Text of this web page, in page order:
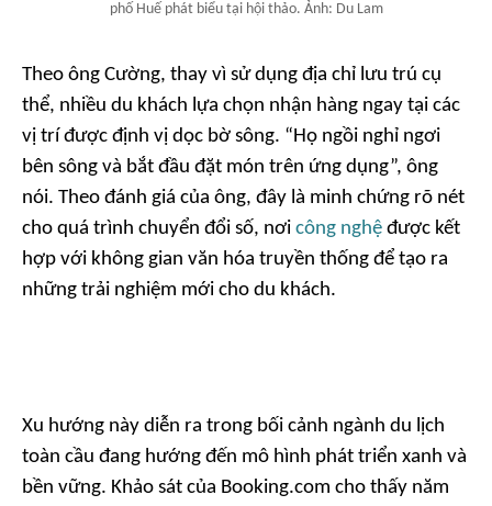
phố Huế phát biểu tại hội thảo. Ảnh: Du Lam
Theo ông Cường, thay vì sử dụng địa chỉ lưu trú cụ
thể, nhiều du khách lựa chọn nhận hàng ngay tại các
vị trí được định vị dọc bờ sông. “Họ ngồi nghỉ ngơi
bên sông và bắt đầu đặt món trên ứng dụng”, ông
nói. Theo đánh giá của ông, đây là minh chứng rõ nét
cho quá trình chuyển đổi số, nơi công nghệ được kết
hợp với không gian văn hóa truyền thống để tạo ra
những trải nghiệm mới cho du khách.
Xu hướng này diễn ra trong bối cảnh ngành du lịch
toàn cầu đang hướng đến mô hình phát triển xanh và
bền vững. Khảo sát của Booking.com cho thấy năm